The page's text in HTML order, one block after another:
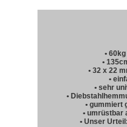
•
•
• 32 x 22
•
• sehr
•
• gummiert
• umrüstbar
• Unser Urteil: